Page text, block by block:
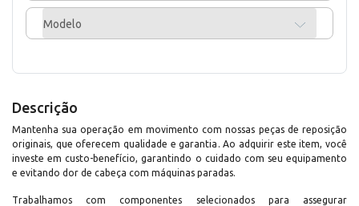
Modelo
Descrição
Mantenha sua operação em movimento com nossas peças de reposição
originais, que oferecem qualidade e garantia. Ao adquirir este item, você
investe em custo-benefício, garantindo o cuidado com seu equipamento
e evitando dor de cabeça com máquinas paradas.
Trabalhamos com componentes selecionados para assegurar